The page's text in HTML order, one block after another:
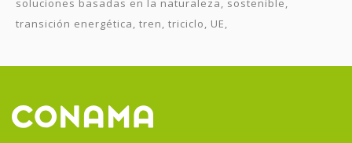
soluciones basadas en la naturaleza
sostenible
transición energética tren triciclo UE